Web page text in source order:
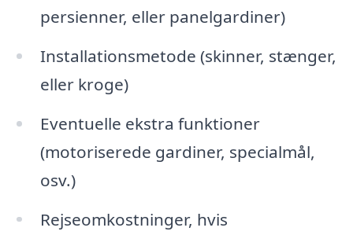
persienner, eller panelgardiner)
Installationsmetode (skinner, stænger,
eller kroge)
Eventuelle ekstra funktioner
(motoriserede gardiner, specialmål,
osv.)
Rejseomkostninger, hvis